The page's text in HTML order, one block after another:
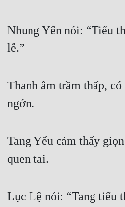
Nhung Yến nói: “Tiểu
lễ.”
Thanh âm trầm thấp, có
ngớn.
Tang Yểu cảm thấy
quen tai.
Lục Lệ nói: “Tang tiểu